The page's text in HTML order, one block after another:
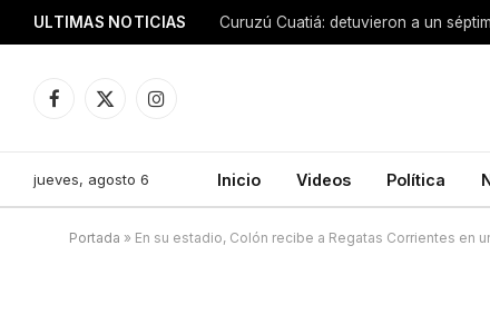
ULTIMAS NOTICIAS
Facebook
X
Instagram
jueves, agosto 6 Inicio Videos Política
Portada » En su estadio, Colón recibe a Regatas Corrientes en